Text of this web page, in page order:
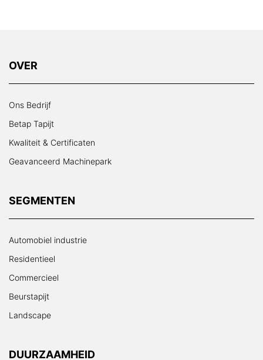
OVER
Ons Bedrijf
Betap Tapijt
Kwaliteit & Certificaten
Geavanceerd Machinepark
SEGMENTEN
Automobiel industrie
Residentieel
Commercieel
Beurstapijt
Landscape
DUURZAAMHEID